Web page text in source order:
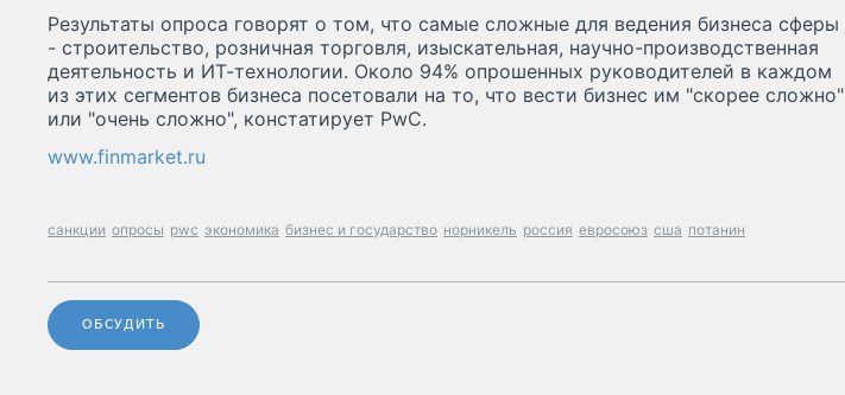
Результаты опроса говорят о том, что самые сложные для ведения бизнеса сферы
- строительство, розничная торговля, изыскательная, научно-производственная
деятельность и ИТ-технологии. Около 94% опрошенных руководителей в каждом
из этих сегментов бизнеса посетовали на то, что вести бизнес им "скорее сложно"
или "очень сложно", констатирует PwC.
www.finmarket.ru
санкции опросы pwc экономика бизнес и государство норникель россия евросоюз сша потанин
ОБСУДИТЬ